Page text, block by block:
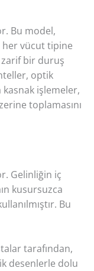
Bu model,
her vücut tipine
zarif bir duruş
optik
işlemeler,
toplamasını
Gelinliğin iç
kusursuzca
Bu
tarafından,
desenlerle dolu